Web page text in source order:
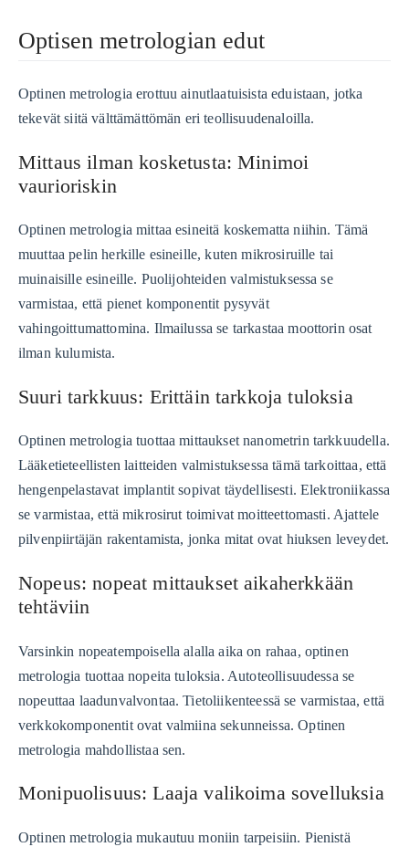
Optisen metrologian edut
Optinen metrologia erottuu ainutlaatuisista eduistaan, jotka
tekevät siitä välttämättömän eri teollisuudenaloilla.
Mittaus ilman kosketusta: Minimoi
vaurioriskin
Optinen metrologia mittaa esineitä koskematta niihin. Tämä
muuttaa pelin herkille esineille, kuten mikrosiruille tai
muinaisille esineille. Puolijohteiden valmistuksessa se
varmistaa, että pienet komponentit pysyvät
vahingoittumattomina. Ilmailussa se tarkastaa moottorin osat
ilman kulumista.
Suuri tarkkuus: Erittäin tarkkoja tuloksia
Optinen metrologia tuottaa mittaukset nanometrin tarkkuudella.
Lääketieteellisten laitteiden valmistuksessa tämä tarkoittaa, että
hengenpelastavat implantit sopivat täydellisesti. Elektroniikassa
se varmistaa, että mikrosirut toimivat moitteettomasti. Ajattele
pilvenpiirtäjän rakentamista, jonka mitat ovat hiuksen leveydet.
Nopeus: nopeat mittaukset aikaherkkään
tehtäviin
Varsinkin nopeatempoisella alalla aika on rahaa, optinen
metrologia tuottaa nopeita tuloksia. Autoteollisuudessa se
nopeuttaa laadunvalvontaa. Tietoliikenteessä se varmistaa, että
verkkokomponentit ovat valmiina sekunneissa. Optinen
metrologia mahdollistaa sen.
Monipuolisuus: Laaja valikoima sovelluksia
Optinen metrologia mukautuu moniin tarpeisiin. Pienistä